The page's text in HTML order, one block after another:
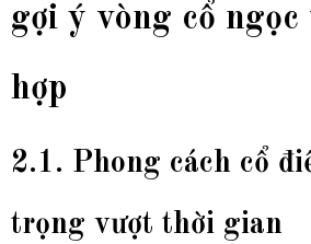
gợi ý vòng cổ
hợp
2.1. Phong cách cổ
trọng vượt thời gian